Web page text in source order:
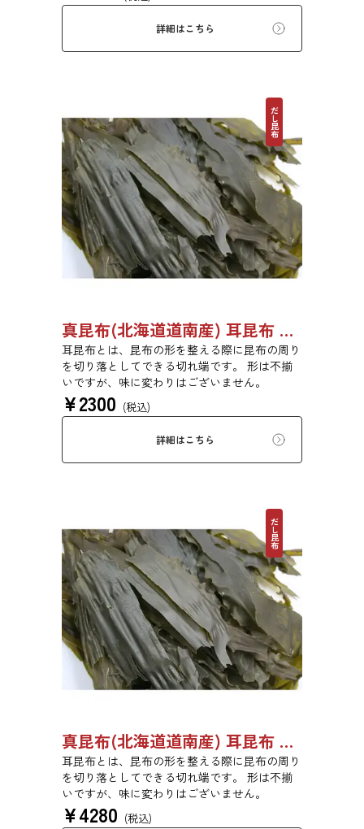
詳細はこちら
だし昆布
真昆布(北海道道南産) 耳昆布 漬物用 500g 【●受注生産品】03070033
耳昆布とは、昆布の形を整える際に昆布の周り
を切り落としてできる切れ端です。 形は不揃
いですが、味に変わりはございません。
¥2300 (税込)
詳細はこちら
だし昆布
真昆布(北海道道南産) 耳昆布 漬物用 1kg 【●受注生産品】03070028
耳昆布とは、昆布の形を整える際に昆布の周り
を切り落としてできる切れ端です。 形は不揃
いですが、味に変わりはございません。
¥4280 (税込)